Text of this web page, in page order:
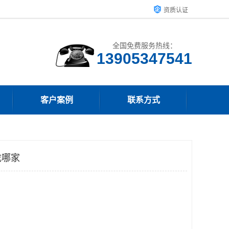
资质认证
全国免费服务热线：
13905347541
客户案例 联系方式
家